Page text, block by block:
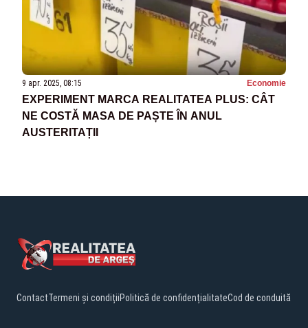
9 apr. 2025, 08:15 Economie
EXPERIMENT MARCA REALITATEA PLUS: CÂT
NE COSTĂ MASA DE PAȘTE ÎN ANUL
AUSTERITAȚII
ContactTermeni și condițiiPolitică de confidențialitateCod de conduită